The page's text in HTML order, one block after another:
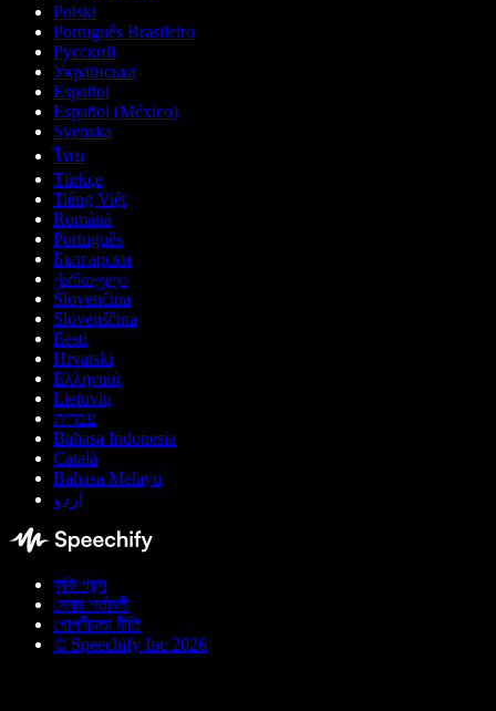
Polski
Português Brasileiro
Русский
Українська
Español
Español (México)
Svenska
ไทย
Türkçe
Tiếng Việt
Română
Português
Български
ქართული
Slovenčina
Slovenščina
Eesti
Hrvatski
Ελληνικά
Lietuvių
עברית
Bahasa Indonesia
Català
Bahasa Melayu
اردو
কুকি পছন্দ
সেবার শর্তাবলী
গোপনীয়তা নীতি
© Speechify Inc 2026